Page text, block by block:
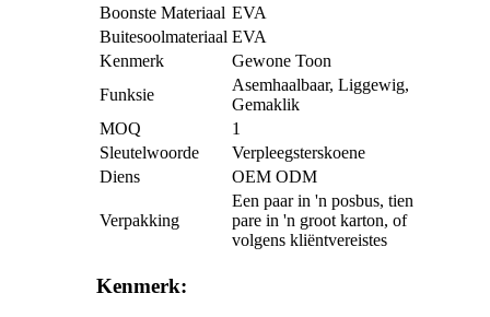
Boonste Materiaal EVA
Buitesoolmateriaal EVA
Kenmerk
Gewone Toon
Funksie
Asemhaalbaar, Liggewig,
Gemaklik
MOQ
1
Sleutelwoorde
Verpleegsterskoene
Diens
OEM ODM
Verpakking
Een paar in 'n posbus, tien
pare in 'n groot karton, of
volgens kliëntvereistes
Kenmerk: